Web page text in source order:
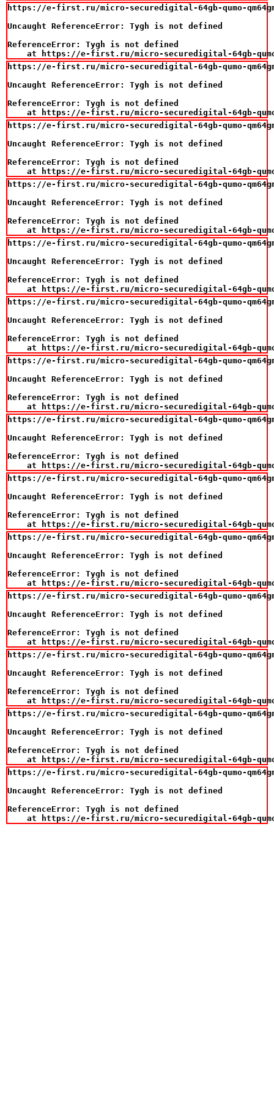
https://e-first.ru/micro-securedigital-64gb-qumo-
Uncaught ReferenceError: Tygh is not defined
ReferenceError: Tygh is not defined
at https://e-first.ru/micro-securedigital-64gb-
https://e-first.ru/micro-securedigital-64gb-qumo-
Uncaught ReferenceError: Tygh is not defined
ReferenceError: Tygh is not defined
at https://e-first.ru/micro-securedigital-64gb-
https://e-first.ru/micro-securedigital-64gb-qumo-
Uncaught ReferenceError: Tygh is not defined
ReferenceError: Tygh is not defined
at https://e-first.ru/micro-securedigital-64gb-
https://e-first.ru/micro-securedigital-64gb-qumo-
Uncaught ReferenceError: Tygh is not defined
ReferenceError: Tygh is not defined
at https://e-first.ru/micro-securedigital-64gb-
https://e-first.ru/micro-securedigital-64gb-qumo-
Uncaught ReferenceError: Tygh is not defined
ReferenceError: Tygh is not defined
at https://e-first.ru/micro-securedigital-64gb-
https://e-first.ru/micro-securedigital-64gb-qumo-
Uncaught ReferenceError: Tygh is not defined
ReferenceError: Tygh is not defined
at https://e-first.ru/micro-securedigital-64gb-
https://e-first.ru/micro-securedigital-64gb-qumo-
Uncaught ReferenceError: Tygh is not defined
ReferenceError: Tygh is not defined
at https://e-first.ru/micro-securedigital-64gb-
https://e-first.ru/micro-securedigital-64gb-qumo-
Uncaught ReferenceError: Tygh is not defined
ReferenceError: Tygh is not defined
at https://e-first.ru/micro-securedigital-64gb-
https://e-first.ru/micro-securedigital-64gb-qumo-
Uncaught ReferenceError: Tygh is not defined
ReferenceError: Tygh is not defined
at https://e-first.ru/micro-securedigital-64gb-
https://e-first.ru/micro-securedigital-64gb-qumo-
Uncaught ReferenceError: Tygh is not defined
ReferenceError: Tygh is not defined
at https://e-first.ru/micro-securedigital-64gb-
https://e-first.ru/micro-securedigital-64gb-qumo-
Uncaught ReferenceError: Tygh is not defined
ReferenceError: Tygh is not defined
at https://e-first.ru/micro-securedigital-64gb-
https://e-first.ru/micro-securedigital-64gb-qumo-
Uncaught ReferenceError: Tygh is not defined
ReferenceError: Tygh is not defined
at https://e-first.ru/micro-securedigital-64gb-
https://e-first.ru/micro-securedigital-64gb-qumo-
Uncaught ReferenceError: Tygh is not defined
ReferenceError: Tygh is not defined
at https://e-first.ru/micro-securedigital-64gb-
https://e-first.ru/micro-securedigital-64gb-qumo-
Uncaught ReferenceError: Tygh is not defined
ReferenceError: Tygh is not defined
at https://e-first.ru/micro-securedigital-64gb-